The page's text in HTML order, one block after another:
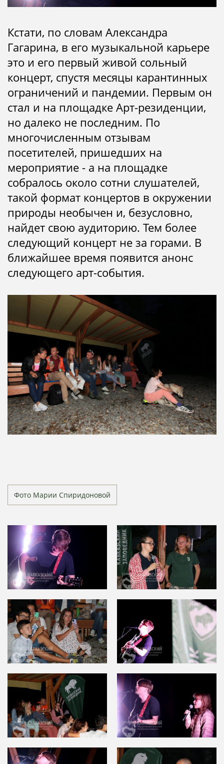
Кстати, по словам Александра
Гагарина, в его музыкальной карьере
это и его первый живой сольный
концерт, спустя месяцы карантинных
ограничений и пандемии. Первым он
стал и на площадке Арт-резиденции,
но далеко не последним. По
многочисленным отзывам
посетителей, пришедших на
мероприятие - а на площадке
собралось около сотни слушателей,
такой формат концертов в окружении
природы необычен и, безусловно,
найдет свою аудиторию. Тем более
следующий концерт не за горами. В
ближайшее время появится анонс
следующего арт-события.
Фото Марии Спиридоновой